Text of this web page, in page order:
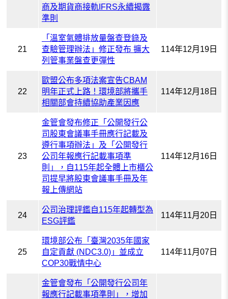
商及期貨商接軌IFRS永續揭露
準則
21
「溫室氣體排放量盤查登錄及
查驗管理辦法」修正發布 擴大
列管事業盤查更彈性
114年12月19日
22
歐盟公布多項法案宣告CBAM
明年正式上路！環境部將攜手
相關部會持續協助產業因應
114年12月18日
23
金管會發布修正「公開發行公
司股東會議事手冊應行記載及
遵行事項辦法」及「公開發行
公司年報應行記載事項準
則」，自115年起全體上市櫃公
司提早將股東會議事手冊及年
報上傳網站
114年12月16日
24
公司治理評鑑自115年起轉型為
ESG評鑑
114年11月20日
25
環境部公布「臺灣2035年國家
自定貢獻 (NDC3.0)」並成立
COP30戰情中心
114年11月07日
金管會發布「公開發行公司年
報應行記載事項準則」，增加